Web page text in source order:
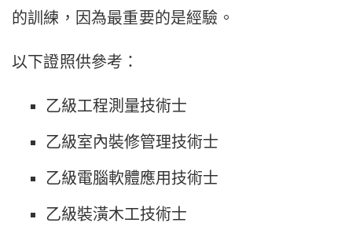
的訓練，因為最重要的是經驗。
以下證照供參考：
乙級工程測量技術士
乙級室內裝修管理技術士
乙級電腦軟體應用技術士
乙級裝潢木工技術士